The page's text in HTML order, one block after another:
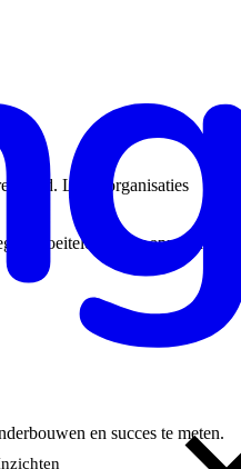
Ledenorganisaties
moeiteloos door apps en
en succes te meten.